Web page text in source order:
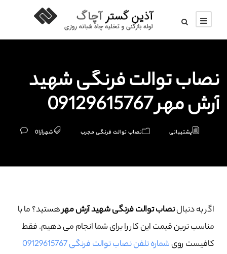
نصاب توالت فرنگی شهيد
آرش مهر 09129615767
پشتیبانی نصاب توالت فرنگی مجرب شهرآرا0
اگر به دنبالنصاب توالت فرنگی شهيد آرش مهرهستید؟ ما با
مناسب ترین قیمت این کار را برای شما انجام می دهیم. فقط
کافیست رویشماره تلفن نصاب توالت فرنگی 09129615767